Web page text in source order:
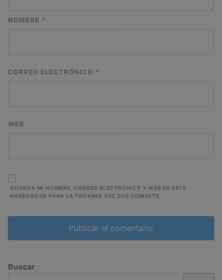
NOMBRE *
CORREO ELECTRÓNICO *
WEB
GUARDA MI NOMBRE, CORREO ELECTRÓNICO Y WEB EN ESTE
NAVEGADOR PARA LA PRÓXIMA VEZ QUE COMENTE.
Buscar